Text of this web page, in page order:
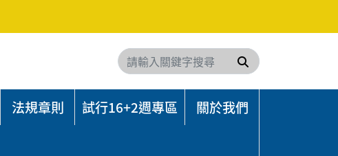
搜尋
法規章則 試行16+2週專區
關於我們